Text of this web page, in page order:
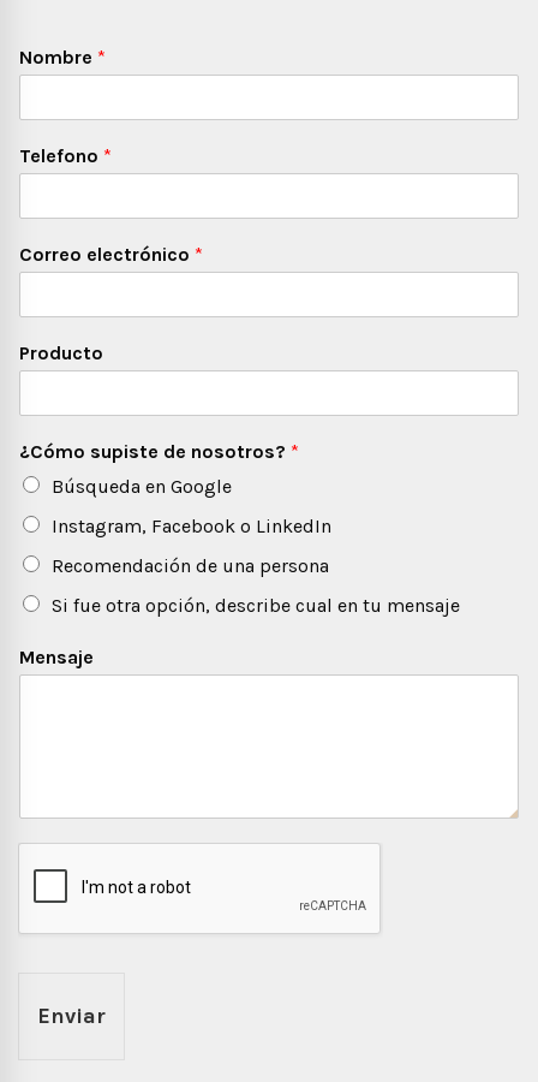
Nombre *
Telefono *
Correo electrónico *
Producto
¿Cómo supiste de nosotros? *
Búsqueda en Google
Instagram, Facebook o LinkedIn
Recomendación de una persona
Si fue otra opción, describe cual en tu mensaje
Mensaje
Enviar